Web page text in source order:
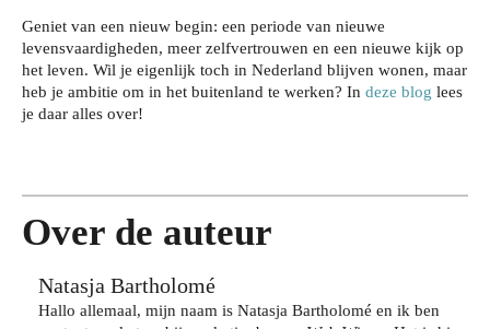
Geniet van een nieuw begin: een periode van nieuwe
levensvaardigheden, meer zelfvertrouwen en een nieuwe kijk op
het leven. Wil je eigenlijk toch in Nederland blijven wonen, maar
heb je ambitie om in het buitenland te werken? In deze blog lees
je daar alles over!
Over de auteur
Natasja Bartholomé
Hallo allemaal, mijn naam is Natasja Bartholomé en ik ben
Zo
bes
che
rm
je
rkle
ur
lan
met
de
Da
gje
am:
zo
bel
je
de
wo
nin
g
bev
eili
en
inbr
aak
zon
der
Wat
je
har
n
gen
ove